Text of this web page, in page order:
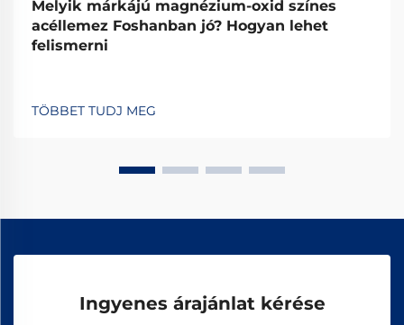
Melyik márkájú magnézium-oxid színes
acéllemez Foshanban jó? Hogyan lehet
felismerni
TÖBBET TUDJ MEG
Ingyenes árajánlat kérése